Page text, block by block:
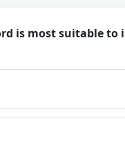
is most suitable